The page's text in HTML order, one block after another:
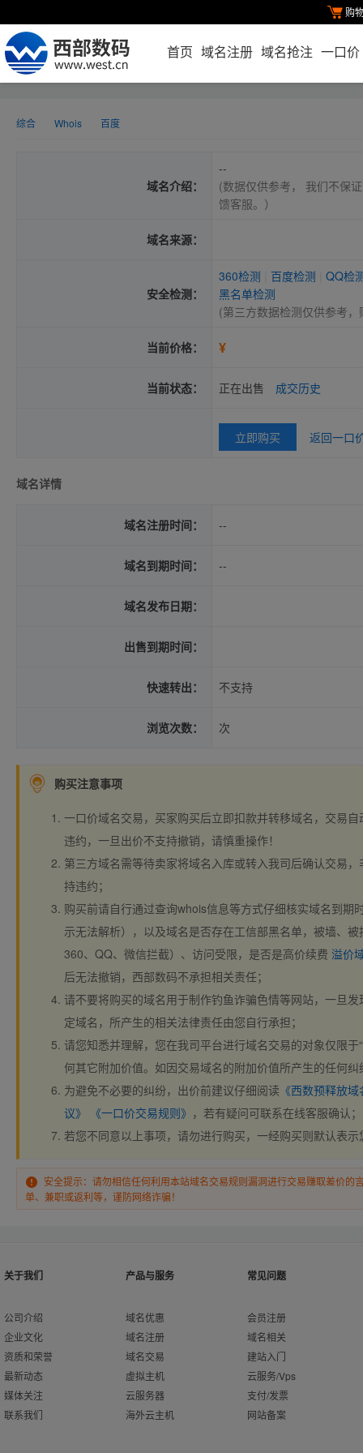
购
首页 域名注册 域名抢注 一口价
综合 Whois 百度
域名介绍：
--
(数据仅供参考， 我们不保
馈客服。）
域名来源：
安全检测：
360检测 百度检测
QQ检
黑名单检测
(第三方数据检测仅供参考
当前价格： ¥
当前状态： 正在出售 成交历史
立即购买 返回一口
域名详情
域名注册时间： --
域名到期时间： --
域名发布日期：
出售到期时间：
快速转出： 不支持
浏览次数： 次
购买注意事项
一口价域名交易，买家购买后立即扣款并转移域名，交易
违约，一旦出价不支持撤销，请慎重操作！
第三方域名需等待卖家将域名入库或转入我司后确认交易
持违约；
购买前请自行通过查询whois信息等方式仔细核实域名到期
示无法解析），以及域名是否存在工信部黑名单，被墙、
360、QQ、微信拦截）、访问受限，是否是高价续费 溢价
后无法撤销，西部数码不承担相关责任；
请不要将购买的域名用于制作钓鱼诈骗色情等网站，一旦
定域名，所产生的相关法律责任由您自行承担；
请您知悉并理解，您在我司平台进行域名交易的对象仅限于
何其它附加价值。如因交易域名的附加价值所产生的任何
为避免不必要的纠纷，出价前建议仔细阅读 《西数预释放
议》
《一口价交易规则》 ，若有疑问可联系在线客服确认；
若您不同意以上事项，请勿进行购买，一经购买则默认表
安全提示：请勿相信任何利用本站域名交易规则漏洞进行交易赚取差价的
单、兼职或返利等，谨防网络诈骗！
关于我们
公司介绍
企业文化
资质和荣誉
最新动态
媒体关注
联系我们
产品与服务
域名优惠
域名注册
域名交易
虚拟主机
云服务器
海外云主机
常见问题
会员注册
域名相关
建站入门
云服务/Vps
支付/发票
网站备案